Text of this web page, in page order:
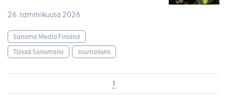
26. tammikuuta 2026
Sanoma Media Finland
Töissä Sanomalla
Journalismi
1